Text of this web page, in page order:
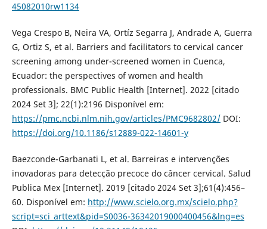
45082010rw1134
Vega Crespo B, Neira VA, Ortíz Segarra J, Andrade A, Guerra
G, Ortiz S, et al. Barriers and facilitators to cervical cancer
screening among under-screened women in Cuenca,
Ecuador: the perspectives of women and health
professionals. BMC Public Health [Internet]. 2022 [citado
2024 Set 3]; 22(1):2196 Disponível em:
https://pmc.ncbi.nlm.nih.gov/articles/PMC9682802/DOI:
https://doi.org/10.1186/s12889-022-14601-y
Baezconde-Garbanati L, et al. Barreiras e intervenções
inovadoras para detecção precoce do câncer cervical. Salud
Publica Mex [Internet]. 2019 [citado 2024 Set 3];61(4):456–
60. Disponível em: http://www.scielo.org.mx/scielo.php?
script=sci_arttext&pid=S0036-36342019000400456&lng=es